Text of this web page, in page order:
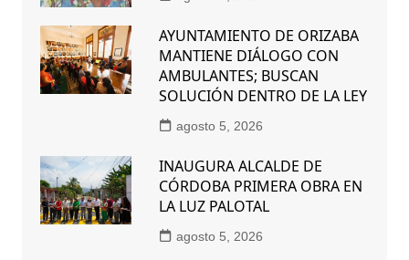
AYUNTAMIENTO DE ORIZABA
MANTIENE DIÁLOGO CON
AMBULANTES; BUSCAN
SOLUCIÓN DENTRO DE LA LEY
agosto 5, 2026
INAUGURA ALCALDE DE
CÓRDOBA PRIMERA OBRA EN
LA LUZ PALOTAL
agosto 5, 2026